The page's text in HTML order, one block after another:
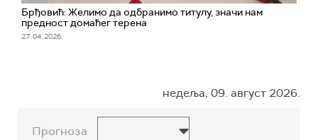
Брђовић: Желимо да одбранимо титулу, значи нам
предност домаћег терена
27. 04. 2026.
недеља, 09. август 2026.
Прогноза